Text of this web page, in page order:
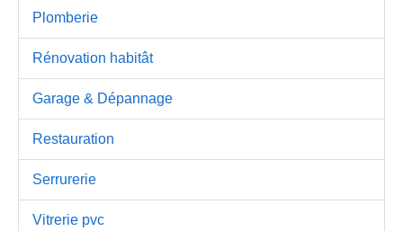
Plomberie
Rénovation habitât
Garage & Dépannage
Restauration
Serrurerie
Vitrerie pvc